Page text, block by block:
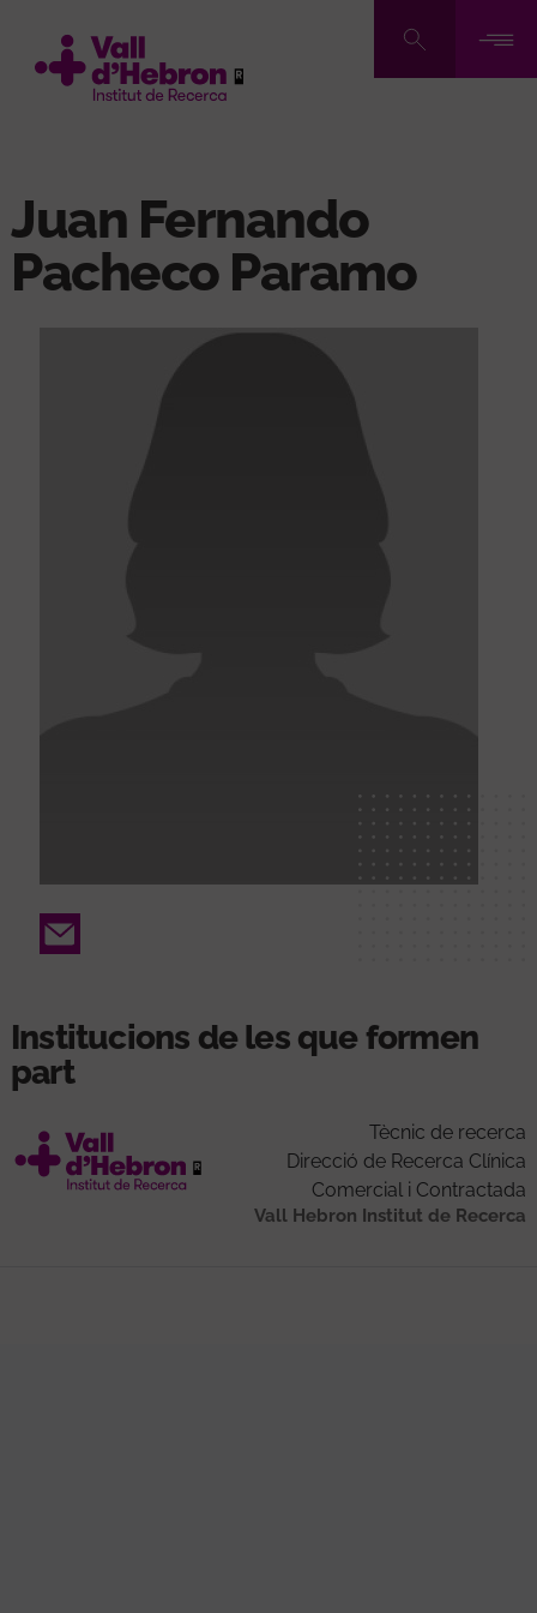
contingut
Juan Fernando
Pacheco Paramo
Email
Institucions de les que formen
part
Tècnic de recerca
Direcció de Recerca Clínica
Comercial i Contractada
Vall Hebron Institut de Recerca